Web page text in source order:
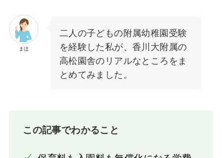
まほ
二人の子どもの附属幼稚園受験
を経験した私が、香川大附属の
高松園舎のリアルなところをま
とめてみました。
この記事でわかること